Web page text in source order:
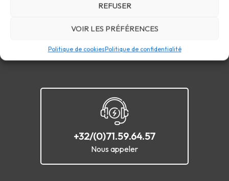
REFUSER
VOIR LES PRÉFÉRENCES
Politique de cookiesPolitique de confidentialité
+32/(0)71.59.64.57
Nous appeler